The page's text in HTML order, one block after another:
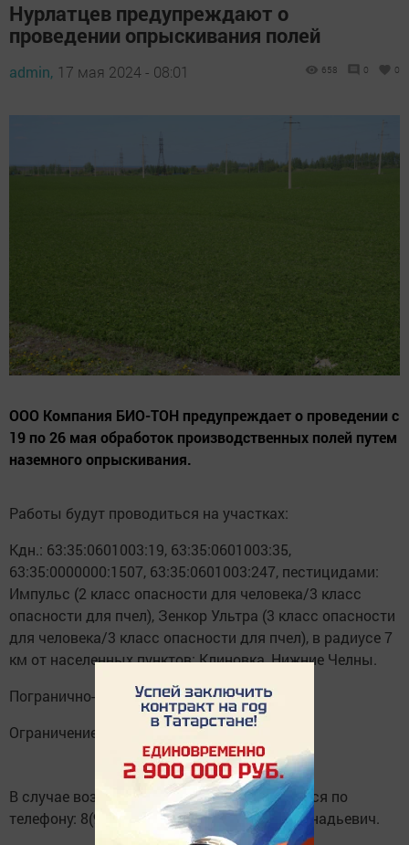
Нурлатцев предупреждают о
проведении опрыскивания полей
admin, 17 мая 2024 - 08:01 658 0 0
ООО Компания БИО-ТОН предупреждает о проведении с
19 по 26 мая обработок производственных полей путем
наземного опрыскивания.
Работы будут проводиться на участках:
Кдн.: 63:35:0601003:19, 63:35:0601003:35,
63:35:0000000:1507, 63:35:0601003:247, пестицидами:
Импульс (2 класс опасности для человека/3 класс
опасности для пчел), Зенкор Ультра (3 класс опасности
для человека/3 класс опасности для пчел), в радиусе 7
км от населенных пунктов: Клиновка, Нижние Челны.
Погранично-защитная зона для пчел 2-3 км.
Ограничение лета пчел 24-48 часов.
В случае возникающих вопросов обращаться по
телефону: 8(937)6486094 Калугин Игорь Геннадьевич.